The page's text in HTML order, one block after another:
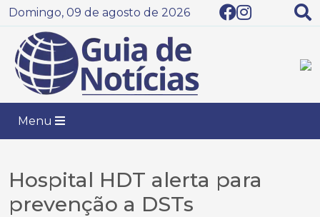
Domingo, 09 de agosto de 2026
Menu
Hospital HDT alerta para
prevenção a DSTs